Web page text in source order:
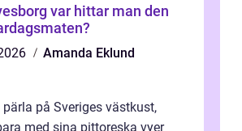
man den
Amanda Eklund
pärla på Sveriges västkust,
med sina pittoreska vyer